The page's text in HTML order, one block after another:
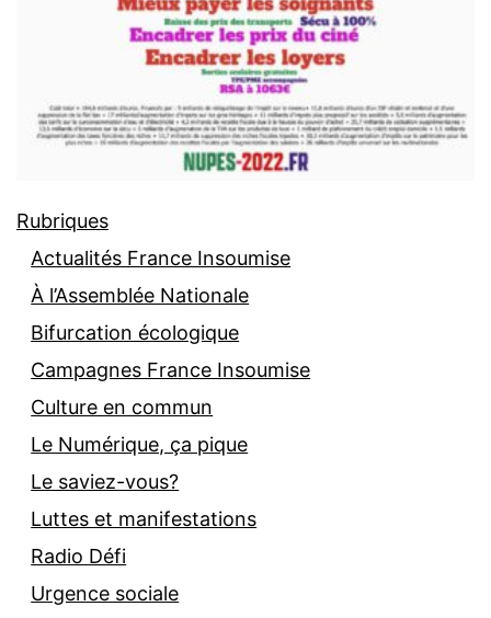
Rubriques
Actualités France Insoumise
À l’Assemblée Nationale
Bifurcation écologique
Campagnes France Insoumise
Culture en commun
Le Numérique, ça pique
Le saviez-vous?
Luttes et manifestations
Radio Défi
Urgence sociale